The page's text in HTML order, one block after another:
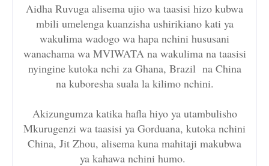
Aidha Ruvuga alisema ujio wa taasisi hizo kubwa
mbili umelenga kuanzisha ushirikiano kati ya
wakulima wadogo wa hapa nchini hususani
wanachama wa MVIWATA na wakulima na taasisi
nyingine kutoka nchi za Ghana, Brazil na China
na kuboresha suala la kilimo nchini.
Akizungumza katika hafla hiyo ya utambulisho
Mkurugenzi wa taasisi ya Gorduana, kutoka nchini
China, Jit Zhou, alisema kuna mahitaji makubwa
ya kahawa nchini humo.